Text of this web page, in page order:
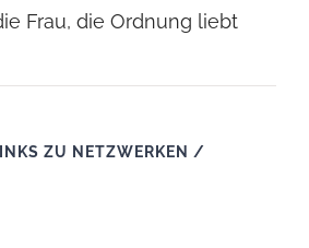
Frau, die Ordnung liebt
ZU NETZWERKEN /